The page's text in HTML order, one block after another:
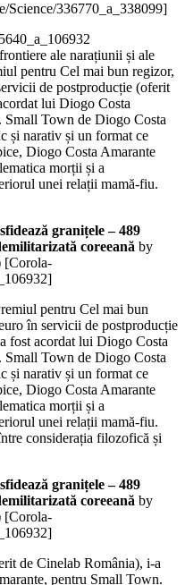
Science/336770_a_338099]
ale narațiunii și ale
pentru Cel mai bun regizor,
de postproducție (oferit
lui Diogo Costa
Small Town de Diogo Costa
și narativ și un format ce
Diogo Costa Amarante
morții și a
unei relații mamă-fiu.
granițele – 489
coreeană by
[Corola-
pentru Cel mai bun
în servicii de postproducție
fost acordat lui Diogo Costa
Town de Diogo Costa
și narativ și un format ce
Diogo Costa Amarante
morții și a
unei relații mamă-fiu.
considerația filozofică și
granițele – 489
coreeană by
[Corola-
de Cinelab România), i-a
pentru Small Town.